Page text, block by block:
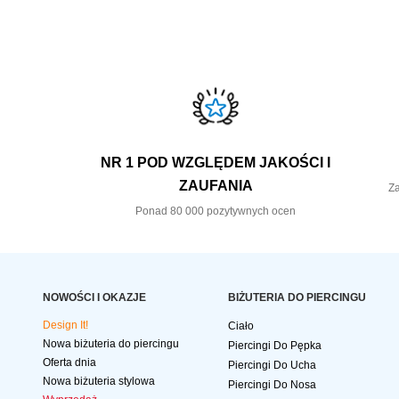
NR 1 POD WZGLĘDEM JAKOŚCI I
ZAUFANIA
Ponad 80 000 pozytywnych ocen
NOWOŚCI I OKAZJE
Design It!
Nowa biżuteria do piercingu
Oferta dnia
Nowa biżuteria stylowa
BIŻUTERIA DO PIERCINGU
Ciało
Piercingi Do Pępka
Piercingi Do Ucha
Piercingi Do Nosa